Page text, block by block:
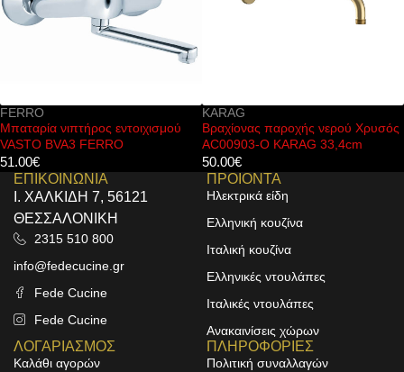
εντοιχισμού
FERRO
Βραχίονας παροχής νερού Χρυσός
AC00903-O KARAG 33,4cm
Κεφαλή
KARAG
ΕΠΙΚΟΙΝΩΝΙΑ
Ι. ΧΑΛΚΙΔΗ 7, 56121
ΘΕΣΣΑΛΟΝΙΚΗ
2315 510 800
info@fedecucine.gr
Fede Cucine
Fede Cucine
ΠΡΟΙΟΝΤΑ
Ηλεκτρικά είδη
Ελληνική κουζίνα
Ιταλική κουζίνα
Ελληνικές ντουλάπες
Ιταλικές ντουλάπες
Ανακαινίσεις χώρων
ΛΟΓΑΡΙΑΣΜΟΣ
Καλάθι αγορών
ΠΛΗΡΟΦΟΡΙΕΣ
Πολιτική συναλλαγών